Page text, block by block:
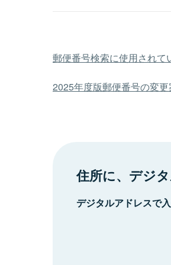
郵便番号検索に使用されて
2025年度版郵便番号の変更
住所に、デジ
デジタルアドレスで